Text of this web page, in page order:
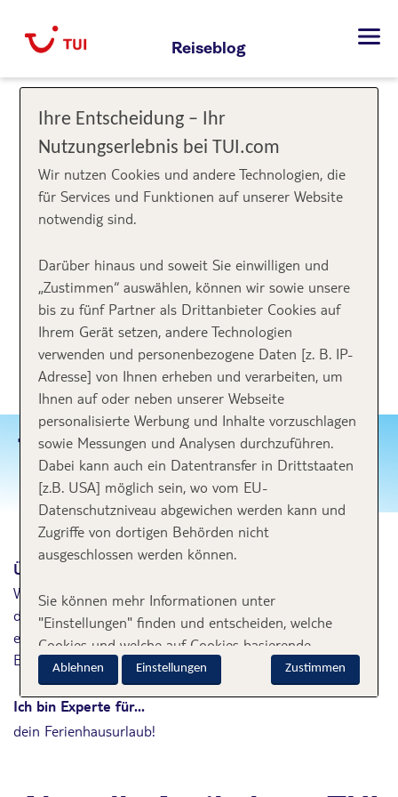
Inhalt
springen
Reiseblog
TUI FERIENHAUSEXPERTEN
Dein Zuhause für den Urlaub
Über mich
Wir bieten für jeden Geschmack das richtige Ferienhaus,
die passende Ferienwohnung oder auch Finca. Wer in
einem Schloss, Leuchtturm, Baumhaus oder in einer
Berghütte übernachten möchte - alles ist möglich.
Ich bin Experte für...
dein Ferienhausurlaub!
Ihre Entscheidung – Ihr
Nutzungserlebnis bei TUI.com
Wir nutzen Cookies und andere Technologien, die
für Services und Funktionen auf unserer Website
notwendig sind.
Darüber hinaus und soweit Sie einwilligen und
„Zustimmen“ auswählen, können wir sowie unsere
bis zu fünf Partner als Drittanbieter Cookies auf
Ihrem Gerät setzen, andere Technologien
verwenden und personenbezogene Daten [z. B. IP-
Adresse] von Ihnen erheben und verarbeiten, um
Ihnen auf oder neben unserer Webseite
personalisierte Werbung und Inhalte vorzuschlagen
sowie Messungen und Analysen durchzuführen.
Dabei kann auch ein Datentransfer in Drittstaaten
[z.B. USA] möglich sein, wo vom EU-
Datenschutzniveau abgewichen werden kann und
Zugriffe von dortigen Behörden nicht
ausgeschlossen werden können.
Sie können mehr Informationen unter
"Einstellungen" finden und entscheiden, welche
Cookies und welche auf Cookies basierende
Verarbeitung Ihrer Daten Sie ablehnen oder
akzeptieren möchten. Weitere Information zu den
Cookies finden Sie im
Informationen zur auf Cookies basierenden
Zustimmen
Ablehnen Einstellungen